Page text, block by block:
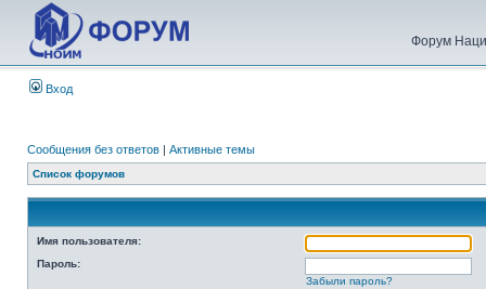
Форум
Вход
Сообщения без ответов | Активные темы
Список форумов
Имя пользователя:
Пароль:
Забыли пароль?